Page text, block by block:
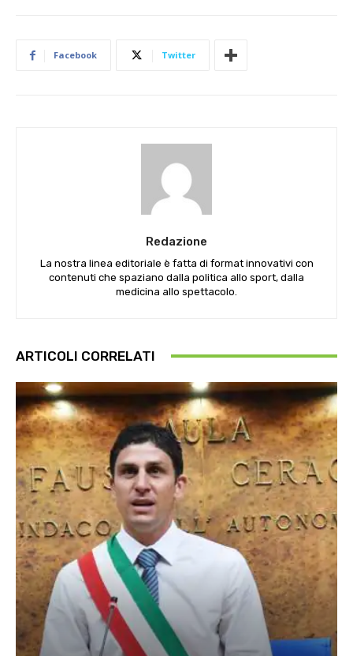
Facebook Twitter
Redazione
La nostra linea editoriale è fatta di format innovativi con
contenuti che spaziano dalla politica allo sport, dalla
medicina allo spettacolo.
ARTICOLI CORRELATI